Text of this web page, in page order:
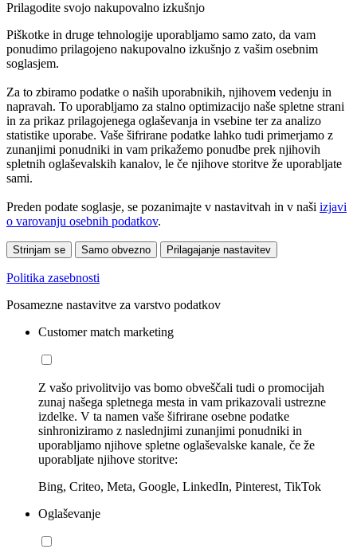
Prilagodite svojo nakupovalno izkušnjo
Piškotke in druge tehnologije uporabljamo samo zato, da vam
ponudimo prilagojeno nakupovalno izkušnjo z vašim osebnim
soglasjem.
Za to zbiramo podatke o naših uporabnikih, njihovem vedenju in
napravah. To uporabljamo za stalno optimizacijo naše spletne strani
in za prikaz prilagojenega oglaševanja in vsebine ter za analizo
statistike uporabe. Vaše šifrirane podatke lahko tudi primerjamo z
zunanjimi ponudniki in vam prikažemo ponudbe prek njihovih
spletnih oglaševalskih kanalov, le če njihove storitve že uporabljate
sami.
Preden podate soglasje, se pozanimajte v nastavitvah in v naši izjavi
o varovanju osebnih podatkov.
Strinjam se Samo obvezno Prilagajanje nastavitev
Politika zasebnosti
Posamezne nastavitve za varstvo podatkov
Customer match marketing
Z vašo privolitvijo vas bomo obveščali tudi o promocijah
zunaj našega spletnega mesta in vam prikazovali ustrezne
izdelke. V ta namen vaše šifrirane osebne podatke
sinhroniziramo z naslednjimi zunanjimi ponudniki in
uporabljamo njihove spletne oglaševalske kanale, če že
uporabljate njihove storitve:
Bing, Criteo, Meta, Google, LinkedIn, Pinterest, TikTok
Oglaševanje